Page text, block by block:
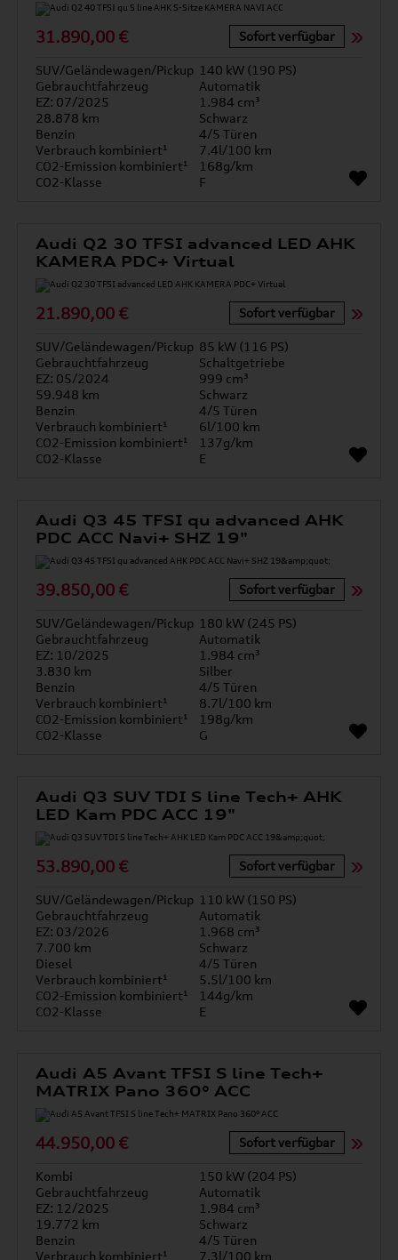
31.890,00 € Sofort verfügbar
SUV/Geländewagen/Pickup 140 kW (190 PS)
Gebrauchtfahrzeug
Automatik
EZ: 07/2025
1.984 cm³
28.878 km
Schwarz
Benzin
4/5 Türen
Verbrauch kombiniert¹
7.4l/100 km
CO2-Emission kombiniert¹
168g/km
CO2-Klasse
F
Audi Q2 30 TFSI advanced LED AHK
KAMERA PDC+ Virtual
21.890,00 € Sofort verfügbar
SUV/Geländewagen/Pickup 85 kW (116 PS)
Gebrauchtfahrzeug
Schaltgetriebe
EZ: 05/2024
999 cm³
59.948 km
Schwarz
Benzin
4/5 Türen
Verbrauch kombiniert¹
6l/100 km
CO2-Emission kombiniert¹
137g/km
CO2-Klasse
E
Audi Q3 45 TFSI qu advanced AHK
PDC ACC Navi+ SHZ 19"
39.850,00 € Sofort verfügbar
SUV/Geländewagen/Pickup 180 kW (245 PS)
Gebrauchtfahrzeug
Automatik
EZ: 10/2025
1.984 cm³
3.830 km
Silber
Benzin
4/5 Türen
Verbrauch kombiniert¹
8.7l/100 km
CO2-Emission kombiniert¹
198g/km
CO2-Klasse
G
Audi Q3 SUV TDI S line Tech+ AHK
LED Kam PDC ACC 19"
53.890,00 € Sofort verfügbar
SUV/Geländewagen/Pickup 110 kW (150 PS)
Gebrauchtfahrzeug
Automatik
EZ: 03/2026
1.968 cm³
7.700 km
Schwarz
Diesel
4/5 Türen
Verbrauch kombiniert¹
5.5l/100 km
CO2-Emission kombiniert¹
144g/km
CO2-Klasse
E
Audi A5 Avant TFSI S line Tech+
MATRIX Pano 360° ACC
44.950,00 € Sofort verfügbar
Kombi
150 kW (204 PS)
Gebrauchtfahrzeug
Automatik
EZ: 12/2025
1.984 cm³
19.772 km
Schwarz
Benzin
4/5 Türen
Verbrauch kombiniert¹
7.3l/100 km